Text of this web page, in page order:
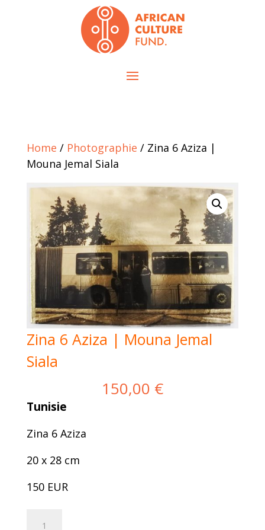
Home / Photographie / Zina 6 Aziza |
Mouna Jemal Siala
Zina 6 Aziza | Mouna Jemal
Siala
150,00 €
Tunisie
Zina 6 Aziza
20 x 28 cm
150 EUR